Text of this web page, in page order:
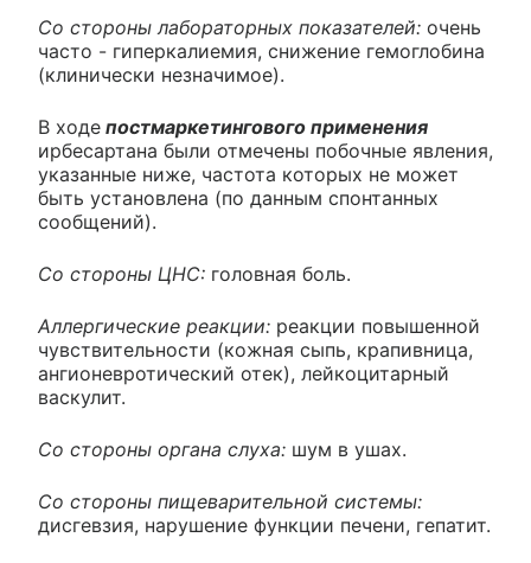
Со стороны лабораторных показателей: очень
часто - гиперкалиемия, снижение гемоглобина
(клинически незначимое).
В ходе постмаркетингового применения
ирбесартана были отмечены побочные явления,
указанные ниже, частота которых не может
быть установлена (по данным спонтанных
сообщений).
Со стороны ЦНС: головная боль.
Аллергические реакции: реакции повышенной
чувствительности (кожная сыпь, крапивница,
ангионевротический отек), лейкоцитарный
васкулит.
Со стороны органа слуха: шум в ушах.
Со стороны пищеварительной системы:
дисгевзия, нарушение функции печени, гепатит.